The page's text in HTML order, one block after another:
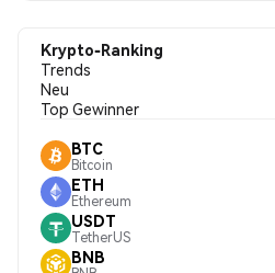
Krypto-Ranking
Trends
Neu
Top Gewinner
BTC
Bitcoin
ETH
Ethereum
USDT
TetherUS
BNB